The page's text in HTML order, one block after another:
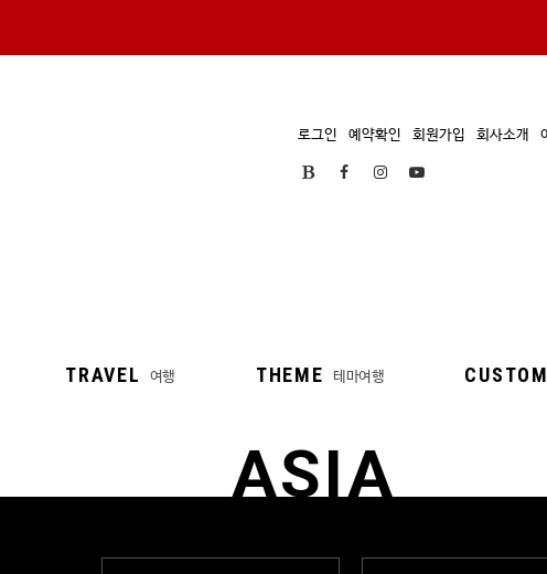
로그인 예약확인 회원가입 회사소개
TRAVEL 여행 THEME 테마여행
ASIA